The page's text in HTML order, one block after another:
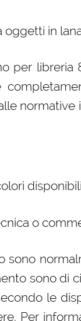
oggetti in
per libreria
o
sono
sono di
le
Per